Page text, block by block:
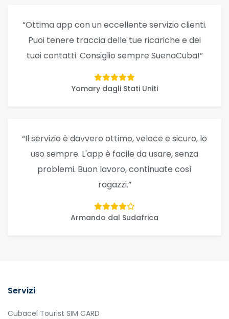
“Ottima app con un eccellente servizio clienti.
Puoi tenere traccia delle tue ricariche e dei
tuoi contatti. Consiglio sempre SuenaCuba!”
Yomary dagli Stati Uniti
“Il servizio è davvero ottimo, veloce e sicuro, lo
uso sempre. L'app è facile da usare, senza
problemi. Buon lavoro, continuate così
ragazzi.”
Armando dal Sudafrica
Servizi
Cubacel Tourist SIM CARD